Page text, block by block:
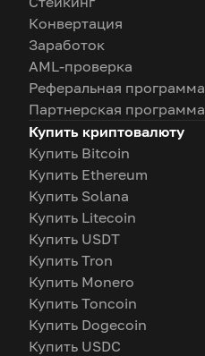
Конвертация
Заработок
AML-проверка
Реферальная программа
Партнерская программа
Купить криптовалюту
Купить Bitcoin
Купить Ethereum
Купить Solana
Купить Litecoin
Купить USDT
Купить Tron
Купить Monero
Купить Toncoin
Купить Dogecoin
Купить USDC